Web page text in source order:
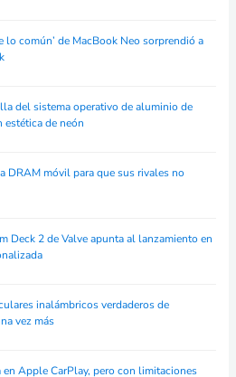
lo común’ de MacBook Neo sorprendió a
del sistema operativo de aluminio de
de neón
DRAM móvil para que sus rivales no
Deck 2 de Valve apunta al lanzamiento en
inalámbricos verdaderos de
vez más
en Apple CarPlay, pero con limitaciones